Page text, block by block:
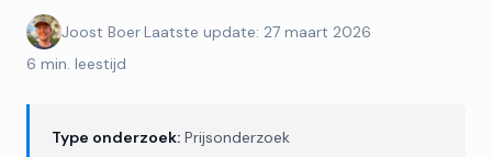
Joost Boer·Laatste update: 27 maart 2026·
6 min. leestijd
Type onderzoek: Prijsonderzoek